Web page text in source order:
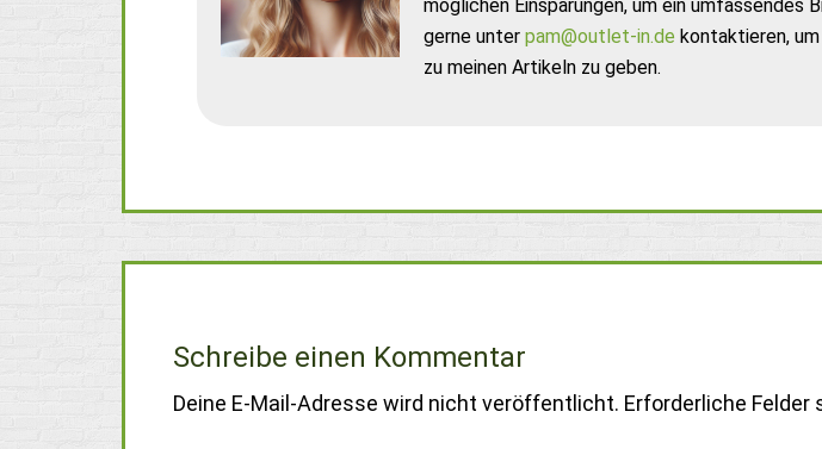
möglichen Einsparungen, um ein umfassendes
gerne unter pam@outlet-in.de kontaktieren,
zu meinen Artikeln zu geben.
Schreibe einen Kommentar
Deine E-Mail-Adresse wird nicht veröffentlicht. Erforderliche Felder